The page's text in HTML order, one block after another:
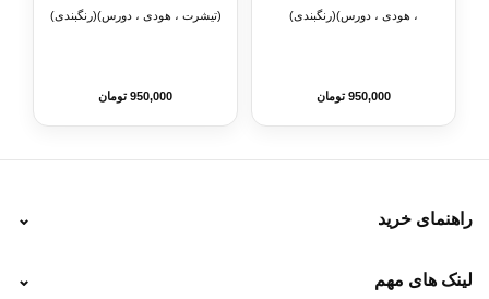
، هودی ، دورس)(رنگبندی)
950,000 تومان
(تیشرت ، هودی ، دورس)(رنگبندی)
950,000 تومان
راهنمای خرید ⌄
نحوه پرداخت
لینک های مهم ⌄